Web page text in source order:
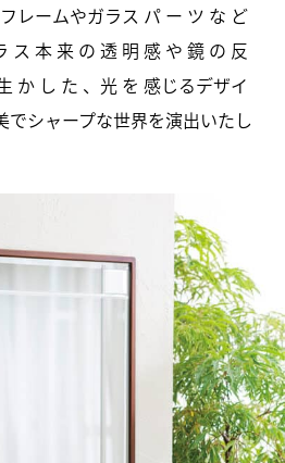
レームやガラス パ ー ツ な ど
ス 本 来 の 透 明 感 や 鏡 の 反
か し た 、光 を 感じるデザイ
でシャープな世界を演出いたし